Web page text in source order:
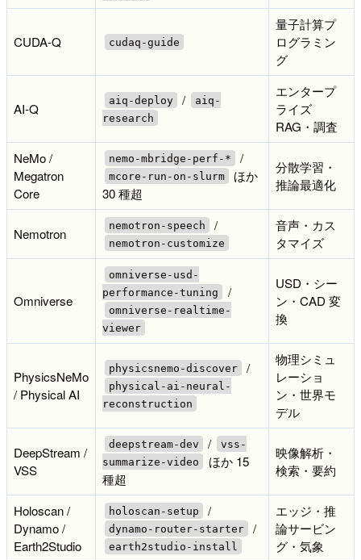
CUDA-Q cudaq-guide
量子計算プ
ログラミン
グ
AI-Q aiq-deploy /
aiq-
research
エンタープ
ライズ
RAG・調査
NeMo /
Megatron
Core
nemo-mbridge-perf-* /
mcore-run-on-slurm
ほか
30 種超
分散学習・
推論最適化
Nemotron nemotron-speech /
nemotron-customize
音声・カス
タマイズ
Omniverse
omniverse-usd-
performance-tuning
/
omniverse-realtime-
viewer
USD・シー
ン・CAD 変
換
PhysicsNeMo
/ Physical AI
physicsnemo-discover /
physical-ai-neural-
reconstruction
物理シミュ
レーショ
ン・世界モ
デル
DeepStream /
VSS
deepstream-dev /
vss-
summarize-video
ほか 15
種超
映像解析・
検索・要約
Holoscan /
Dynamo /
Earth2Studio
holoscan-setup /
dynamo-router-starter /
earth2studio-install
エッジ・推
論サービン
グ・気象